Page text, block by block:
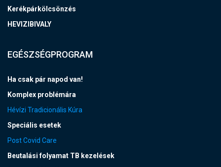
Kerékpárkölcsönzés
HEVIZIBIVALY
EGÉSZSÉGPROGRAM
Ha csak pár napod van!
Komplex problémára
Hévízi Tradicionális Kúra
Speciális esetek
Post Covid Care
Beutalási folyamat TB kezelések